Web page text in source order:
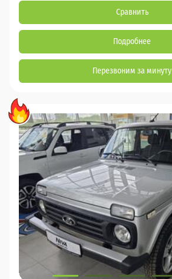
Сравнить
Подробнее
Перезвоним за минуту